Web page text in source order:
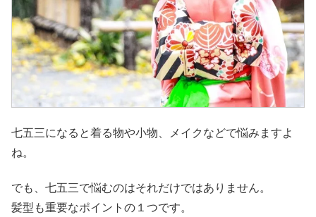
七五三になると着る物や小物、メイクなどで悩みますよ
ね。
でも、七五三で悩むのはそれだけではありません。
髪型も重要なポイントの１つです。